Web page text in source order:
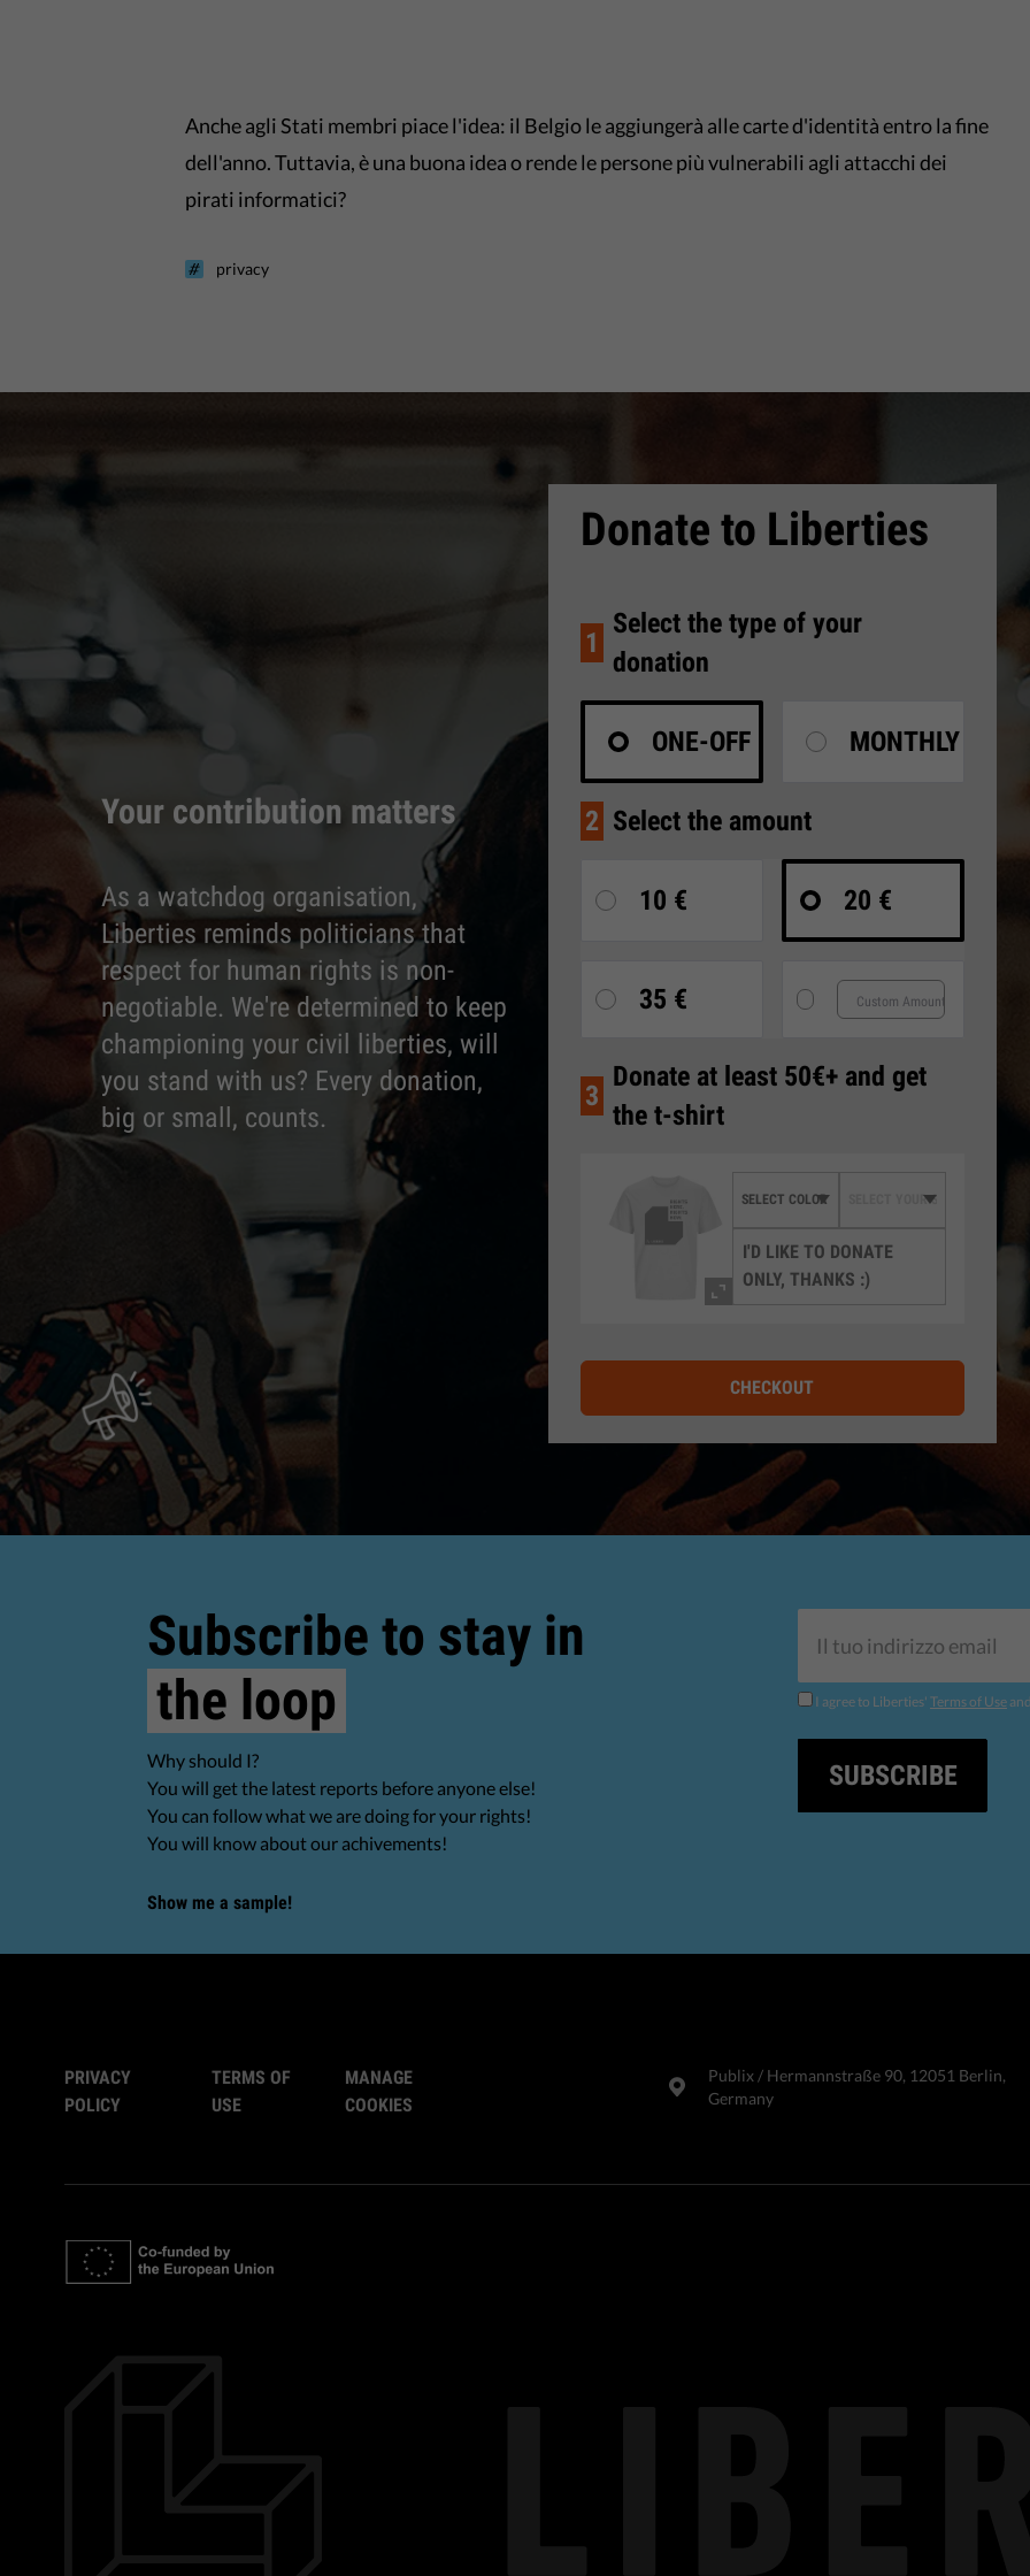
Anche agli Stati membri piace l'idea: il Belgio le aggiungerà alle carte d'identità entro la fine
dell'anno. Tuttavia, è una buona idea o rende le persone più vulnerabili agli attacchi dei
pirati informatici?
privacy
Your contribution matters
As a watchdog organisation,
Liberties reminds politicians that
respect for human rights is non-
negotiable. We're determined to keep
championing your civil liberties, will
you stand with us? Every donation,
big or small, counts.
Donate to Liberties
1
Select the type of your
donation
ONE-OFF MONTHLY
2 Select the amount
10 € 20 €
35 €
3
Donate at least 50€+ and get
the t-shirt
I'D LIKE TO DONATE
ONLY, THANKS :)
CHECKOUT
Subscribe to stay in
the loop
Why should I?
You will get the latest reports before anyone else!
You can follow what we are doing for your rights!
You will know about our achivements!
Show me a sample!
I agree to Liberties' Terms of Use and
SUBSCRIBE
PRIVACY
POLICY
TERMS OF
USE
MANAGE
COOKIES
Publix​ / Hermannstraße 90, 12051 Berlin,
Germany